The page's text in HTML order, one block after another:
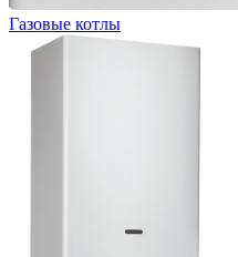
Газовые котлы